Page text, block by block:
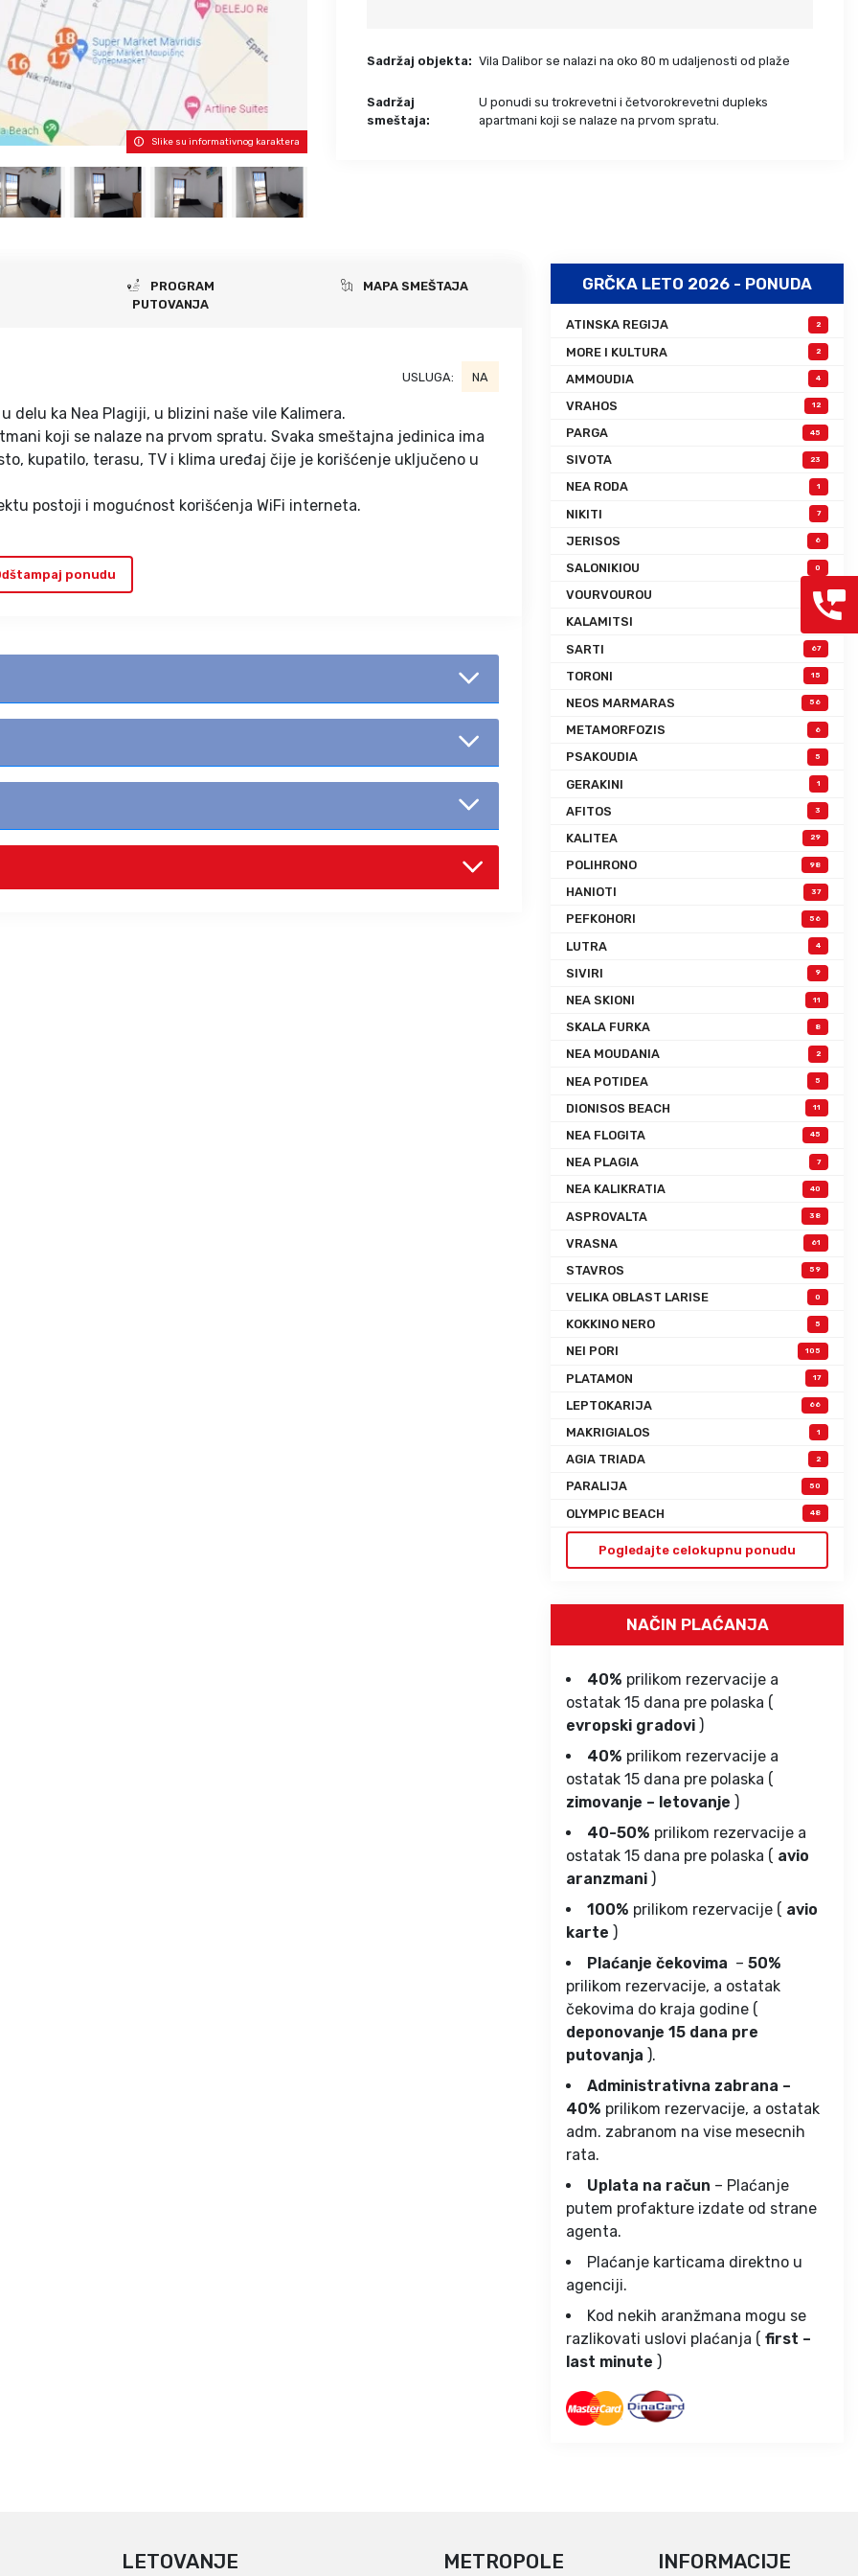
Tasos
Evia
Lefkada
Skijatos
Pilion
Amuljani
Kefalonija
Santorini
Krit
Sitonija
Jonska obala
Kefalonija
Lefkada
Slike su informativnog karaktera
Sadržaj objekta: Vila Dalibor se nalazi na oko 80 m udaljenosti od plaže
Sadržaj
smeštaja:
U ponudi su trokrevetni i četvorokrevetni dupleks
apartmani koji se nalaze na prvom spratu.
PROGRAM
PUTOVANJA
MAPA SMEŠTAJA
USLUGA: NA
delu ka Nea Plagiji, u blizini naše vile Kalimera.
koji se nalaze na prvom spratu. Svaka smeštajna jedinica ima
kupatilo, terasu, TV i klima uređaj čije je korišćenje uključeno u
postoji i mogućnost korišćenja WiFi interneta.
ponudu
GRČKA LETO 2026 - PONUDA
ATINSKA REGIJA 2
MORE I KULTURA 2
AMMOUDIA 4
VRAHOS 12
PARGA 45
SIVOTA 23
NEA RODA 1
NIKITI 7
JERISOS 6
SALONIKIOU 0
VOURVOUROU 0
KALAMITSI
SARTI 67
TORONI 15
NEOS MARMARAS 56
METAMORFOZIS 6
PSAKOUDIA 5
GERAKINI 1
AFITOS 3
KALITEA 29
POLIHRONO 98
HANIOTI 37
PEFKOHORI 56
LUTRA 4
SIVIRI 9
NEA SKIONI 11
SKALA FURKA 8
NEA MOUDANIA 2
NEA POTIDEA 5
DIONISOS BEACH 11
NEA FLOGITA 45
NEA PLAGIA 7
NEA KALIKRATIA 40
ASPROVALTA 38
VRASNA 61
STAVROS 59
VELIKA OBLAST LARISE 0
KOKKINO NERO 5
NEI PORI 105
PLATAMON 17
LEPTOKARIJA 66
MAKRIGIALOS 1
AGIA TRIADA 2
PARALIJA 50
OLYMPIC BEACH 48
Pogledajte celokupnu ponudu
NAČIN PLAĆANJA
40% prilikom rezervacije a
ostatak 15 dana pre polaska (
evropski gradovi )
40% prilikom rezervacije a
ostatak 15 dana pre polaska (
zimovanje – letovanje )
40-50% prilikom rezervacije a
ostatak 15 dana pre polaska ( avio
aranzmani )
100% prilikom rezervacije ( avio
karte )
Plaćanje čekovima – 50%
prilikom rezervacije, a ostatak
čekovima do kraja godine (
deponovanje 15 dana pre
putovanja ).
Administrativna zabrana –
40% prilikom rezervacije, a ostatak
adm. zabranom na vise mesecnih
rata.
Uplata na račun – Plaćanje
putem profakture izdate od strane
agenta.
Plaćanje karticama direktno u
agenciji.
Kod nekih aranžmana mogu se
razlikovati uslovi plaćanja ( first –
last minute )
LETOVANJE METROPOLE INFORMACIJE